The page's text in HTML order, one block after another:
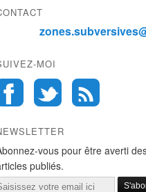
MOI
vous pour être averti
publiés.